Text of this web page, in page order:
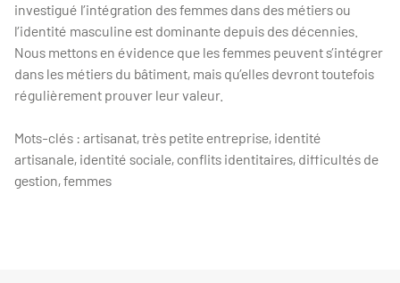
investigué l’intégration des femmes dans des métiers ou
l’identité masculine est dominante depuis des décennies.
Nous mettons en évidence que les femmes peuvent s’intégrer
dans les métiers du bâtiment, mais qu’elles devront toutefois
régulièrement prouver leur valeur.
Mots-clés : artisanat, très petite entreprise, identité
artisanale, identité sociale, conflits identitaires, difficultés de
gestion, femmes